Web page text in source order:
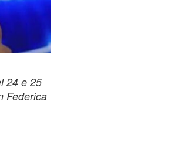
24 e 25
Federica